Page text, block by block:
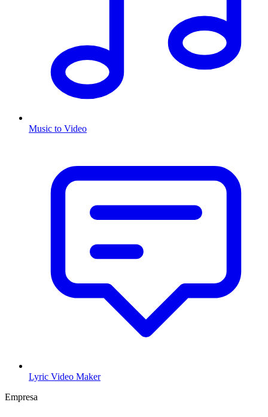
Music to Video
Lyric Video Maker
Empresa